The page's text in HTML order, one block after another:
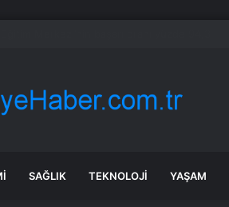
SAĞLIK TEKNOLOJI YAŞAM